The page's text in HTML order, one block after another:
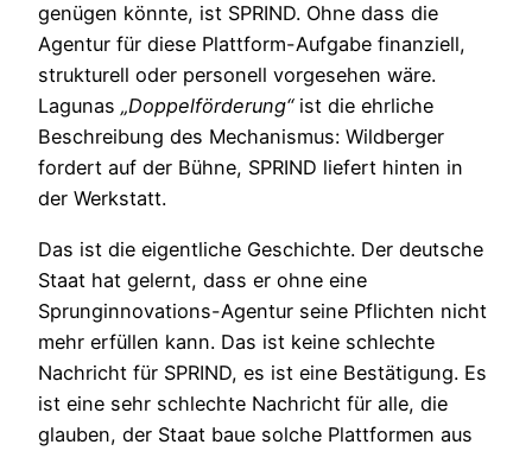
genügen könnte, ist SPRIND. Ohne dass die
Agentur für diese Plattform-Aufgabe finanziell,
strukturell oder personell vorgesehen wäre.
Lagunas „Doppelförderung“ist die ehrliche
Beschreibung des Mechanismus: Wildberger
fordert auf der Bühne, SPRIND liefert hinten in
der Werkstatt.
Das ist die eigentliche Geschichte. Der deutsche
Staat hat gelernt, dass er ohne eine
Sprunginnovations-Agentur seine Pflichten nicht
mehr erfüllen kann. Das ist keine schlechte
Nachricht für SPRIND, es ist eine Bestätigung. Es
ist eine sehr schlechte Nachricht für alle, die
glauben, der Staat baue solche Plattformen aus